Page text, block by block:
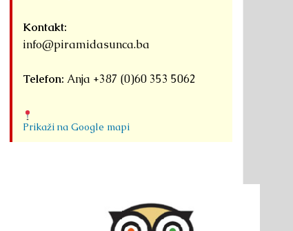
Kontakt:
info@piramidasunca.ba
Telefon: Anja +387 (0)60 353 5062
Prikaži na Google mapi